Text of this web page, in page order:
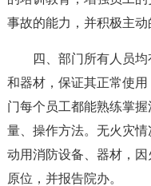
事故的能力，并积极主动
四、部门所有人员
和器材，保证其正常使
门每个员工都能熟练掌
量、操作方法。无火灾
动用消防设备、器材，
原位，并报告院办。